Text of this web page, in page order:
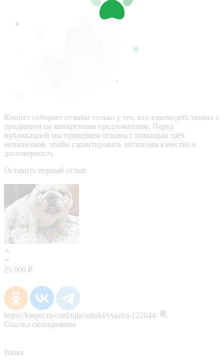
Кинпет собирает отзывы только у тех, кто взаимодействовал с
продавцом по конкретным предложениям. Перед
публикацией мы проверяем отзывы с помощью трёх
механизмов, чтобы гарантировать читателям качество и
достоверность
Оставить первый отзыв
25 000 ₽
https://kinpet.ru/card/tula/sobaki/vyazka-122644/
Ссылка скопирована
Вязка